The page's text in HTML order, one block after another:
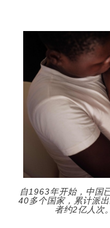
自1963年开始，中国
40多个国家，累计派
者约2亿人次